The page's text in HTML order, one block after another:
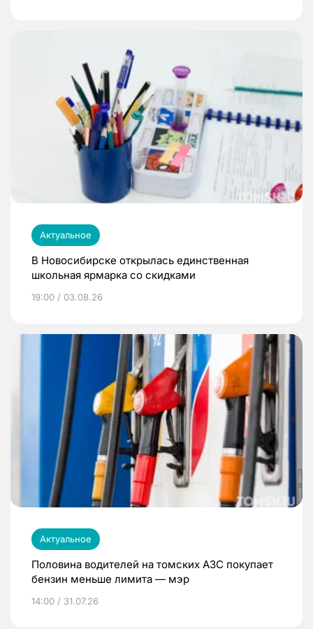
Актуальное
В Новосибирске открылась единственная
школьная ярмарка со скидками
19:00 / 03.08.26
Актуальное
Половина водителей на томских АЗС покупает
бензин меньше лимита — мэр
14:00 / 31.07.26